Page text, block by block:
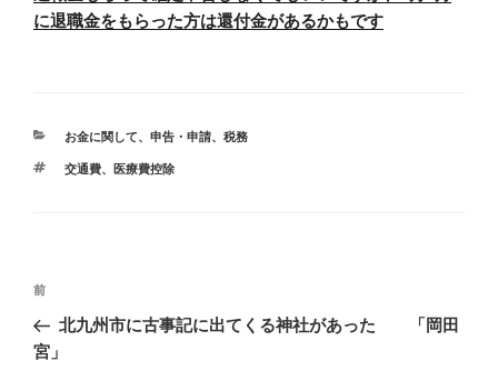
に退職金をもらった方は還付金があるかもです
カ
ゴ
お金に関して、 申告・申請、 税務
タ
交通費、 医療費控除
投
ナ
前
の
投
前
北九州市に古事記に出てくる神社があった 「岡田
宮」